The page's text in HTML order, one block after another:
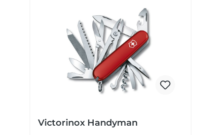
Victorinox Handyman